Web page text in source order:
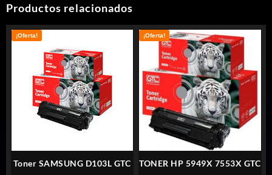
Productos relacionados
¡Oferta!
Toner SAMSUNG D103L GTC
¡Oferta!
TONER HP 5949X 7553X GTC